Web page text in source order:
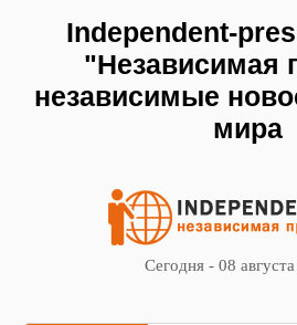
Independent-
"Независимая
независимые
мира
Сегодня - 08